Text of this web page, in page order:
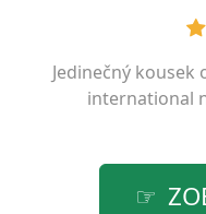
Jedinečný kousek
international